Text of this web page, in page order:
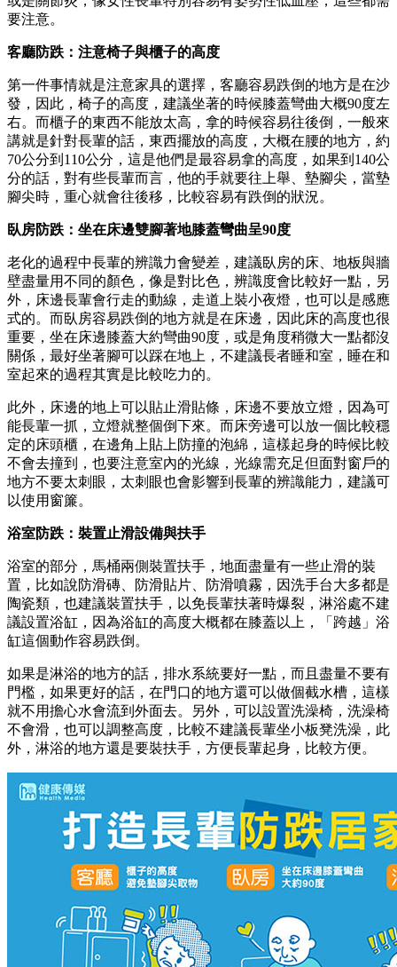
要注意。
客廳防跌：注意椅子與櫃子的高度
第一件事情就是注意家具的選擇，客廳容易跌倒的地方是在沙
發，因此，椅子的高度，建議坐著的時候膝蓋彎曲大概90度左
右。而櫃子的東西不能放太高，拿的時候容易往後倒，一般來
講就是針對長輩的話，東西擺放的高度，大概在腰的地方，約
70公分到110公分，這是他們是最容易拿的高度，如果到140公
分的話，對有些長輩而言，他的手就要往上舉、墊腳尖，當墊
腳尖時，重心就會往後移，比較容易有跌倒的狀況。
臥房防跌：坐在床邊雙腳著地膝蓋彎曲呈90度
老化的過程中長輩的辨識力會變差，建議臥房的床、地板與牆
壁盡量用不同的顏色，像是對比色，辨識度會比較好一點，另
外，床邊長輩會行走的動線，走道上裝小夜燈，也可以是感應
式的。而臥房容易跌倒的地方就是在床邊，因此床的高度也很
重要，坐在床邊膝蓋大約彎曲90度，或是角度稍微大一點都沒
關係，最好坐著腳可以踩在地上，不建議長者睡和室，睡在和
室起來的過程其實是比較吃力的。
此外，床邊的地上可以貼止滑貼條，床邊不要放立燈，因為可
能長輩一抓，立燈就整個倒下來。而床旁邊可以放一個比較穩
定的床頭櫃，在邊角上貼上防撞的泡綿，這樣起身的時候比較
不會去撞到，也要注意室內的光線，光線需充足但面對窗戶的
地方不要太刺眼，太刺眼也會影響到長輩的辨識能力，建議可
以使用窗簾。
浴室防跌：裝置止滑設備與扶手
浴室的部分，馬桶兩側裝置扶手，地面盡量有一些止滑的裝
置，比如說防滑磚、防滑貼片、防滑噴霧，因洗手台大多都是
陶瓷類，也建議裝置扶手，以免長輩扶著時爆裂，淋浴處不建
議設置浴缸，因為浴缸的高度大概都在膝蓋以上，「跨越」浴
缸這個動作容易跌倒。
如果是淋浴的地方的話，排水系統要好一點，而且盡量不要有
門檻，如果更好的話，在門口的地方還可以做個截水槽，這樣
就不用擔心水會流到外面去。另外，可以設置洗澡椅，洗澡椅
不會滑，也可以調整高度，比較不建議長輩坐小板凳洗澡，此
外，淋浴的地方還是要裝扶手，方便長輩起身，比較方便。